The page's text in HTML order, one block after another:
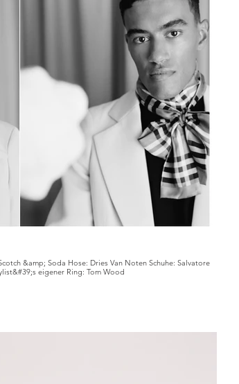
&amp; Soda Hose: Dries Van Noten Schuhe: Salvatore
eigener Ring: Tom Wood